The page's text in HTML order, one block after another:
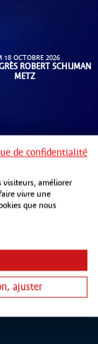
18 OCTOBRE 2026
ROBERT SCHUMAN
METZ
de confidentialité
visiteurs, améliorer
vivre une
que nous
ajuster